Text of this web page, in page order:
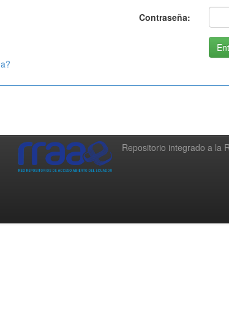
Contraseña:
Repositorio integrado a la